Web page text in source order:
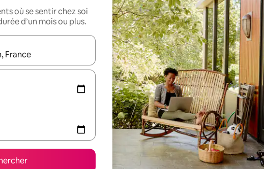
où se sentir chez soi
d’un mois ou plus.
affichés, parcourez-les en utilisant les flèches vers le haut et vers le bas, ou en